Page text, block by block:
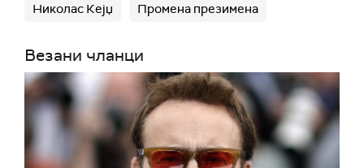
Николас Кејџ Промена презимена
Везани чланци